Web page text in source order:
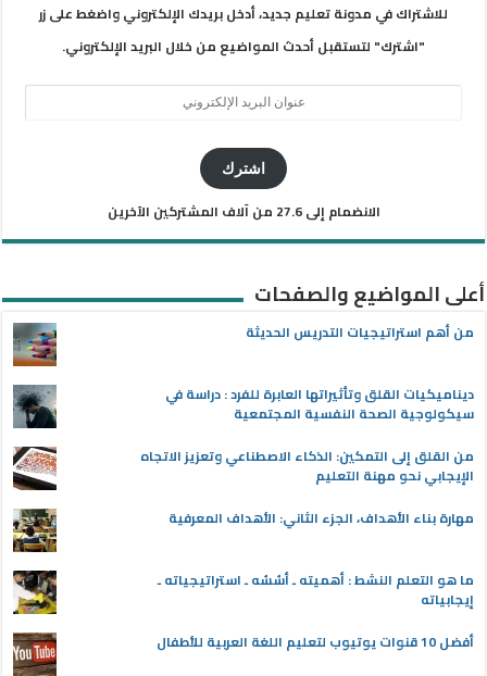
للاشتراك في مدونة تعليم جديد، أدخل بريدك الإلكتروني واضغط على زر
"اشترك" لتستقبل أحدث المواضيع من خلال البريد الإلكتروني.
اشترك
الانضمام إلى 27.6 من آلاف المشتركين الآخرين
أعلى المواضيع والصفحات
من أهم استراتيجيات التدريس الحديثة
ديناميكيات القلق وتأثيراتها العابرة للفرد : دراسة في
سيكولوجية الصحة النفسية المجتمعية
من القلق إلى التمكين: الذكاء الاصطناعي وتعزيز الاتجاه
الإيجابي نحو مهنة التعليم
مهارة بناء الأهداف، الجزء الثاني: الأهداف المعرفية
ما هو التعلم النشط : أهميته ـ أسُسُه ـ استراتيجياته ـ
إيجابياته
أفضل 10 قنوات يوتيوب لتعليم اللغة العربية للأطفال